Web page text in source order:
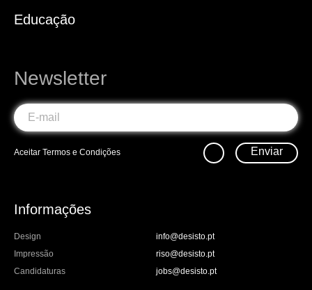
Educação
Newsletter
Aceitar Termos e Condições Enviar
Informações
Design
info@desisto.pt
Impressão
riso@desisto.pt
Candidaturas
jobs@desisto.pt